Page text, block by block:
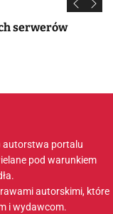
serwerów
autorstwa portalu
pod warunkiem
autorskimi, które
i wydawcom.